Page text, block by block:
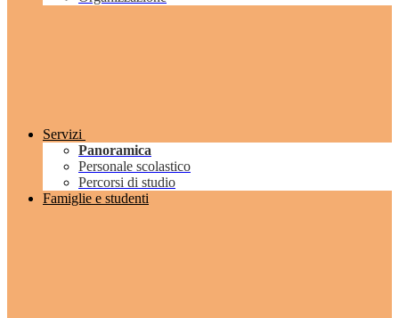
Servizi
Panoramica
Personale scolastico
Percorsi di studio
Famiglie e studenti